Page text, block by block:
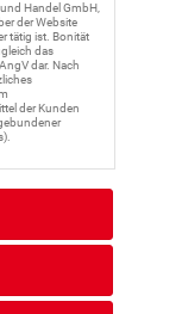
Handel GmbH,
der Website
tätig ist. Bonität
das
dar. Nach
der Kunden